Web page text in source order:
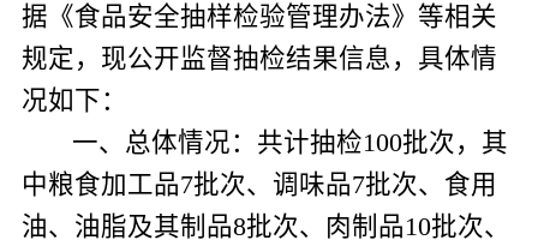
据《食品安全抽样检验管理办法》等相关
规定，现公开监督抽检结果信息，具体情
况如下：
一、总体情况： 共计抽检100批次，其
中粮食加工品7批次、调味品7批次、食用
油、油脂及其制品8批次、肉制品10批次、